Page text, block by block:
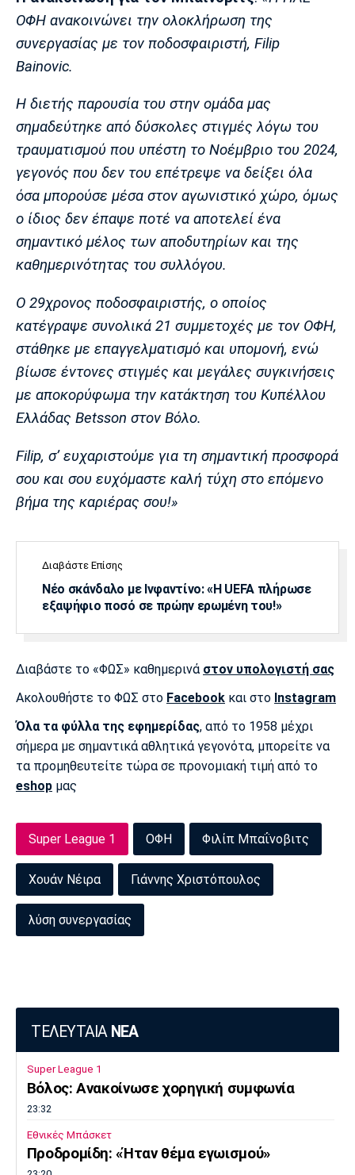
ΟΦΗ ανακοινώνει την ολοκλήρωση της
συνεργασίας με τον ποδοσφαιριστή, Filip
Bainovic.
Η διετής παρουσία του στην ομάδα μας
σημαδεύτηκε από δύσκολες στιγμές λόγω του
τραυματισμού που υπέστη το Νοέμβριο του 2024,
γεγονός που δεν του επέτρεψε να δείξει όλα
όσα μπορούσε μέσα στον αγωνιστικό χώρο, όμως
ο ίδιος δεν έπαψε ποτέ να αποτελεί ένα
σημαντικό μέλος των αποδυτηρίων και της
καθημερινότητας του συλλόγου.
Ο 29χρονος ποδοσφαιριστής, ο οποίος
κατέγραψε συνολικά 21 συμμετοχές με τον ΟΦΗ,
στάθηκε με επαγγελματισμό και υπομονή, ενώ
βίωσε έντονες στιγμές και μεγάλες συγκινήσεις
με αποκορύφωμα την κατάκτηση του Κυπέλλου
Ελλάδας Betsson στον Βόλο.
Filip, σ’ ευχαριστούμε για τη σημαντική προσφορά
σου και σου ευχόμαστε καλή τύχη στο επόμενο
βήμα της καριέρας σου!»
Διαβάστε Επίσης
Νέο σκάνδαλο με Ινφαντίνο: «Η UEFA πλήρωσε
εξαψήφιο ποσό σε πρώην ερωμένη του!»
Διαβάστε το «ΦΩΣ» καθημερινά στον υπολογιστή σας
Ακολουθήστε το ΦΩΣ στο Facebook και στο Instagram
Όλα τα φύλλα της εφημερίδας, από το 1958 μέχρι
σήμερα με σημαντικά αθλητικά γεγονότα, μπορείτε να
τα προμηθευτείτε τώρα σε προνομιακή τιμή από το
eshop μας
Super League 1 ΟΦΗ Φιλίπ Μπαΐνοβιτς
Χουάν Νέιρα Γιάννης Χριστόπουλος
λύση συνεργασίας
ΤΕΛΕΥΤΑΙΑ ΝΕΑ
Super League 1
Βόλος: Ανακοίνωσε χορηγική συμφωνία
23:32
Εθνικές Μπάσκετ
Προδρομίδη: «Ήταν θέμα εγωισμού»